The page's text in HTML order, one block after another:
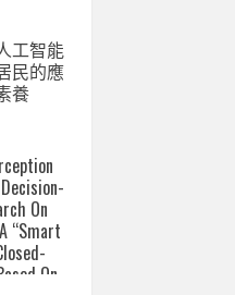
工智能
民的應
養
On
“Smart
On